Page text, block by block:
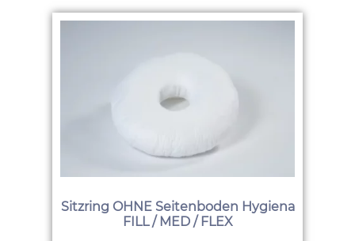
Sitzring OHNE Seitenboden Hygiena
FILL / MED / FLEX